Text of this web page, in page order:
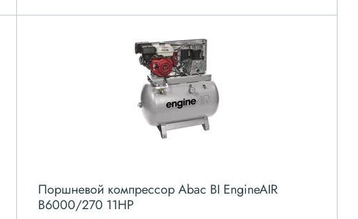
Поршневой компрессор Abac BI EngineAIR
B6000/270 11HP